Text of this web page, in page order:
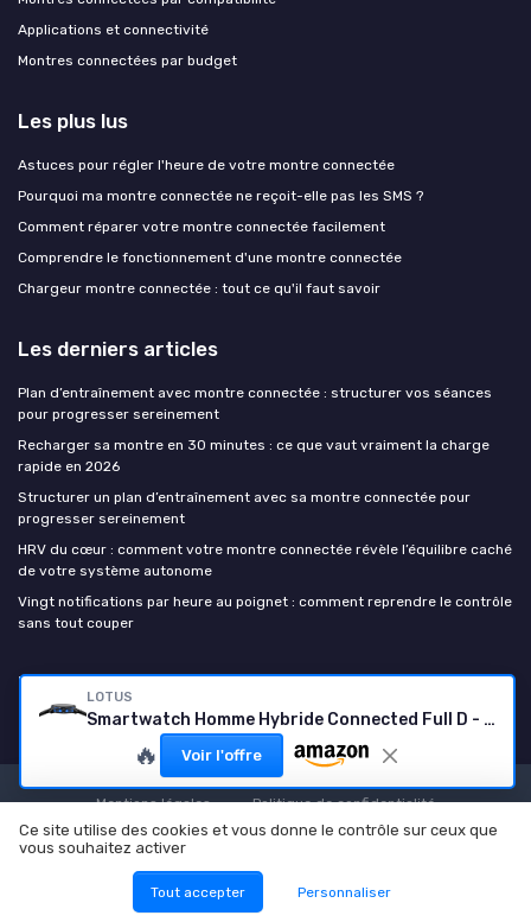
LOTUS
Smartwatch Homme Hybride Connected Full D - Noir - Montre Connectée Analogique 20001/8 - Écran Complet, Appels Bluetooth, GPS, Moniteur Santé et Sommeil, Jusqu'à 10 Jours d'Autonomie
🔥 Voir l'offre
Applications et connectivité
Montres connectées par budget
Les plus lus
Astuces pour régler l'heure de votre montre connectée
Pourquoi ma montre connectée ne reçoit-elle pas les SMS ?
Comment réparer votre montre connectée facilement
Comprendre le fonctionnement d'une montre connectée
Chargeur montre connectée : tout ce qu'il faut savoir
Les derniers articles
Plan d’entraînement avec montre connectée : structurer vos séances
pour progresser sereinement
Recharger sa montre en 30 minutes : ce que vaut vraiment la charge
rapide en 2026
Structurer un plan d’entraînement avec sa montre connectée pour
progresser sereinement
HRV du cœur : comment votre montre connectée révèle l’équilibre caché
de votre système autonome
Vingt notifications par heure au poignet : comment reprendre le contrôle
sans tout couper
Montre connectee
Mentions légales
Politique de confidentialité
© Montre connectee 2026
Ce site utilise des cookies et vous donne le contrôle sur ceux que
vous souhaitez activer
Tout accepter Personnaliser